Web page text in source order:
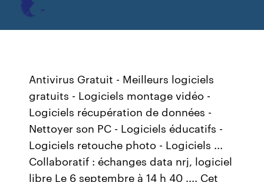
Antivirus Gratuit - Meilleurs logiciels
gratuits - Logiciels montage vidéo -
Logiciels récupération de données -
Nettoyer son PC - Logiciels éducatifs -
Logiciels retouche photo - Logiciels ...
Collaboratif : échanges data nrj, logiciel
libre Le 6 septembre à 14 h 40 .... Cet